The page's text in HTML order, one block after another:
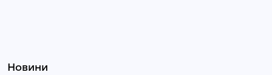
Новини